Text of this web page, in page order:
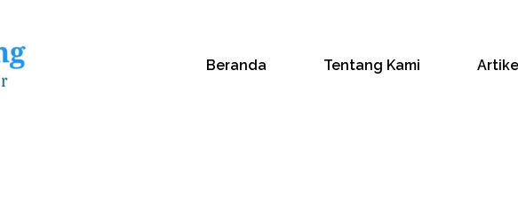
Beranda Tentang Kami